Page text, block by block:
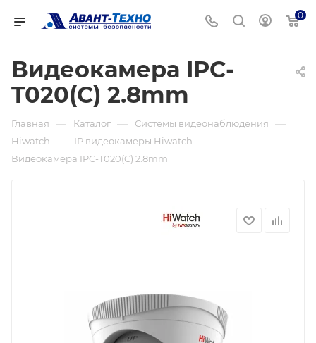
0
Видеокамера IPC-
T020(C) 2.8mm
Главная — Каталог — Системы видеонаблюдения —
Hiwatch — IP видеокамеры Hiwatch —
Видеокамера IPC-T020(C) 2.8mm